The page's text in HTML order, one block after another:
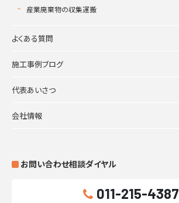
産業廃棄物の収集運搬
よくある質問
施工事例ブログ
代表あいさつ
会社情報
お問い合わせ相談ダイヤル
011-215-4387